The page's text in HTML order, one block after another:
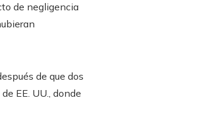
de negligencia
de que dos
EE. UU., donde